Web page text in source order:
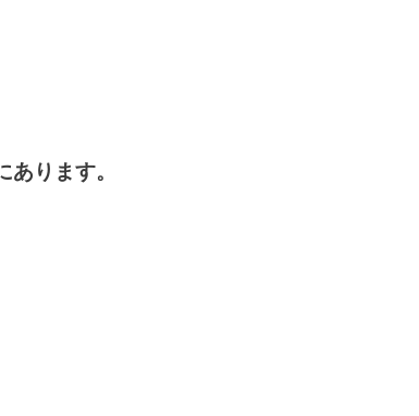
ります。